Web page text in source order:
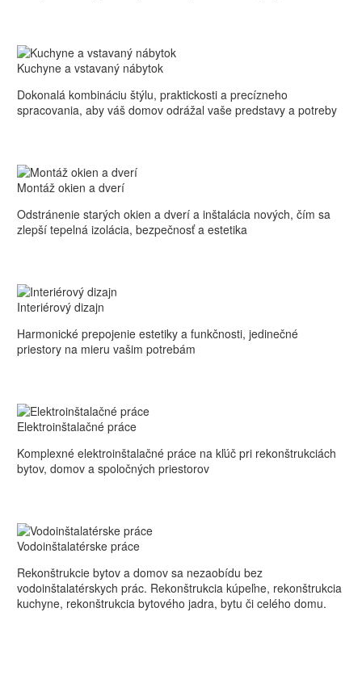
Kuchyne
vstavaný
nábytok
Kuchyne a vstavaný nábytok
Dokonalá kombináciu štýlu, praktickosti a precízneho
spracovania, aby váš domov odrážal vaše predstavy a potreby
Montáž
a
dverí
Montáž okien a dverí
Odstránenie starých okien a dverí a inštalácia nových, čím sa
zlepší tepelná izolácia, bezpečnosť a estetika
Interiérový
Interiérový dizajn
Harmonické prepojenie estetiky a funkčnosti, jedinečné
priestory na mieru vašim potrebám
Elektroinštalačné
Elektroinštalačné práce
Komplexné elektroinštalačné práce na kľúč pri rekonštrukciách
bytov, domov a spoločných priestorov
Vodoinštalatérske
Vodoinštalatérske práce
Rekonštrukcie bytov a domov sa nezaobídu bez
vodoinštalatérskych prác. Rekonštrukcia kúpeľne, rekonštrukcia
kuchyne, rekonštrukcia bytového jadra, bytu či celého domu.